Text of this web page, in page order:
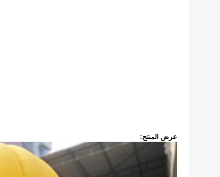
عرض المنتج: